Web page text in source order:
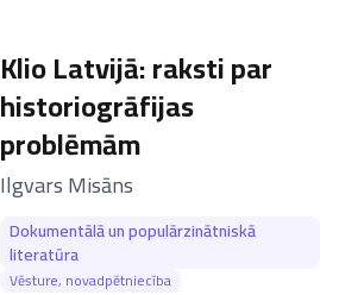
Klio Latvijā: raksti par
historiogrāfijas
problēmām
–
Ilgvars Misāns
Dokumentālā un populārzinātniskā
literatūra
Vēsture, novadpētniecība